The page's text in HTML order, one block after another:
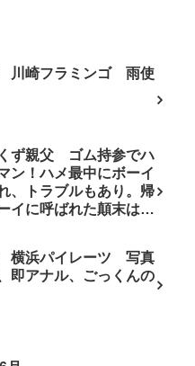
川崎フラミンゴ 雨使
ず親父 ゴム持参でハ
ン！ハメ最中にボーイ
、トラブルもあり。帰
イに呼ばれた顛末は？
横浜パイレーツ 写真
即アナル、ごっくんの